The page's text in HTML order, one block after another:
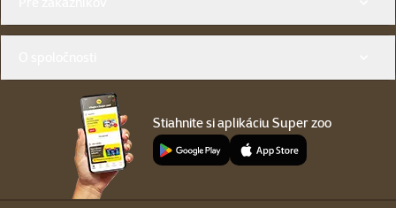
Stiahnite si aplikáciu Super zoo